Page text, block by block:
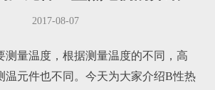
2017-08-07
测量温度，根据测量温度的不同，高
温元件也不同。今天为大家介绍B性热